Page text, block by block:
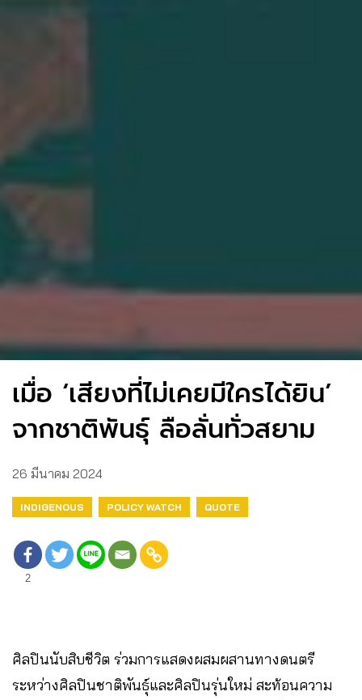
เมื่อ ‘เสียงที่ไม่เคยมีใครได้ยิน’
จากชาติพันธุ์ ลือลั่นทั่วสยาม
26 มีนาคม 2024
INDIGENOUS POLICY WATCH QUOTE
2
ศิลปินนับสิบชีวิต ร่วมการแสดงผสมผสานทางดนตรี
ระหว่างศิลปินชาติพันธุ์และศิลปินรุ่นใหม่ สะท้อนความ